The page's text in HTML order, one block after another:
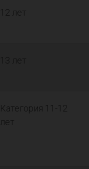
12 лет
13 лет
Категория 11-12
лет